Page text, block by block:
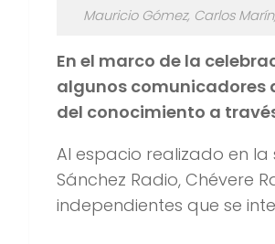
Mauricio Gómez, Carlos
En el marco de la
algunos comunicadores
del conocimiento a
Al espacio realizado en
Sánchez Radio, Chévere
independientes que se